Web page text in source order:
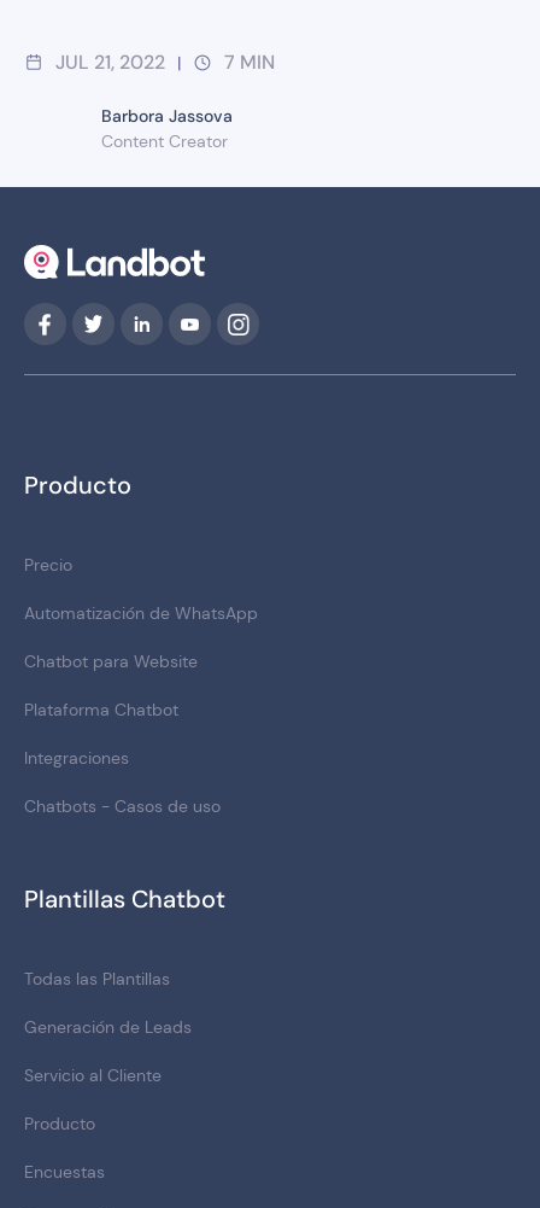
JUL 21, 2022 | 7 MIN
Barbora Jassova
Content Creator
Producto
Precio
Automatización de WhatsApp
Chatbot para Website
Plataforma Chatbot
Integraciones
Chatbots - Casos de uso
Plantillas Chatbot
Todas las Plantillas
Generación de Leads
Servicio al Cliente
Producto
Encuestas